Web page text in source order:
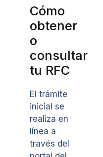
Cómo
obtener
o
consultar
tu RFC
El trámite
inicial se
realiza en
línea a
través del